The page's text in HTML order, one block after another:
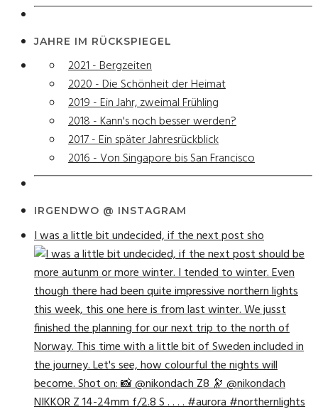
JAHRE IM RÜCKSPIEGEL
2021 - Bergzeiten
2020 - Die Schönheit der Heimat
2019 - Ein Jahr, zweimal Frühling
2018 - Kann's noch besser werden?
2017 - Ein später Jahresrückblick
2016 - Von Singapore bis San Francisco
IRGENDWO @ INSTAGRAM
I was a little bit undecided, if the next post sho